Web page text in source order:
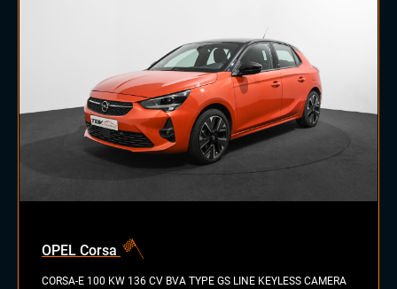
OPEL Corsa
CORSA-E 100 KW 136 CV BVA TYPE GS LINE KEYLESS CAMERA